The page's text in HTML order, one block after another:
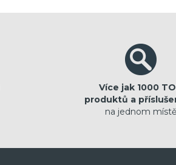
Více jak 1000
produktů a
na jednom místě